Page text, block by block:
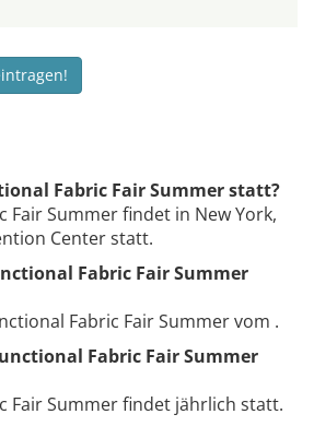
Fabric Fair Summer statt?
Fair Summer findet in New York,
Center statt.
Fabric Fair Summer
Fabric Fair Summer vom .
Fabric Fair Summer
Fair Summer findet jährlich statt.